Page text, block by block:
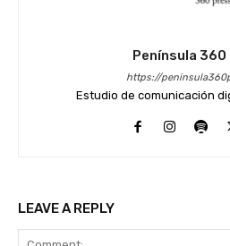
Península 360
https://
Estudio de comunicación
LEAVE A REPLY